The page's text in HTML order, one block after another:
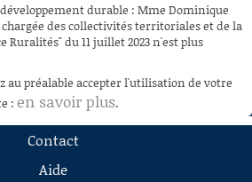
durable : Mme Dominique
des collectivités territoriales et de la
du 11 juillet 2023 n'est plus
au préalable accepter l'utilisation de votre
: en savoir plus.
Contact
Aide